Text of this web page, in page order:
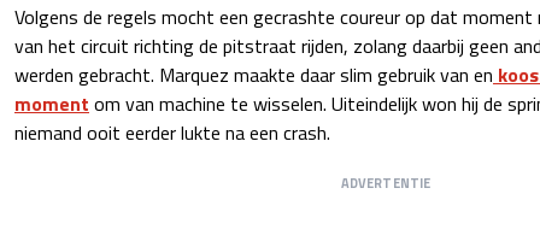
Volgens de regels mocht een gecrashte coureur op dat
van het circuit richting de pitstraat rijden, zolang daarbij geen
werden gebracht. Marquez maakte daar slim gebruik van en
moment om van machine te wisselen. Uiteindelijk won hij de
niemand ooit eerder lukte na een crash.
ADVERTENTIE